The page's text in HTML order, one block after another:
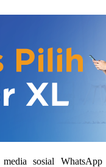
media sosial